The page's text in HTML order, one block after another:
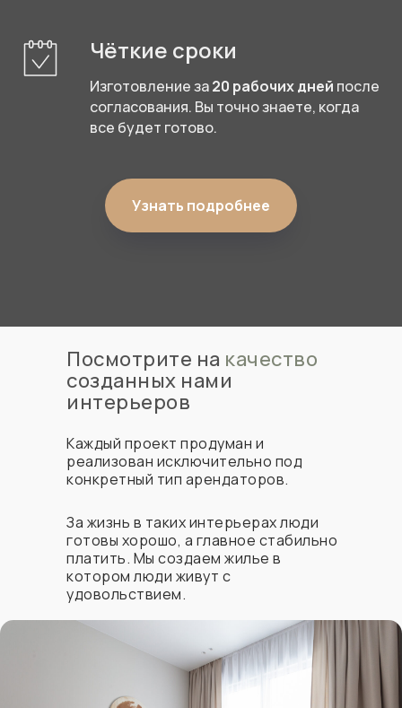
Чёткие сроки
Изготовление за20 рабочих дней после
согласования. Вы точно знаете, когда
все будет готово.
Узнать подробнее
Каждый проект продуман и
реализован исключительно под
конкретный тип арендаторов.
За жизнь в таких интерьерах люди
готовы хорошо, а главное стабильно
платить. Мы создаем жилье в
котором люди живут с
удовольствием.
Посмотрите на качество
созданных нами
интерьеров